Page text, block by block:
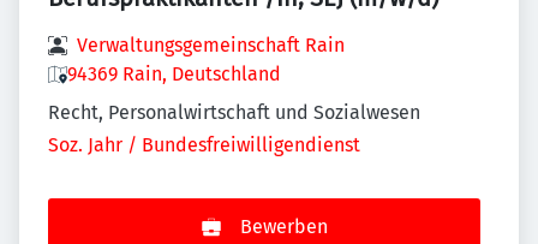
Verwaltungsgemeinschaft Rain
94369 Rain, Deutschland
Recht, Personalwirtschaft und Sozialwesen
Soz. Jahr / Bundesfreiwilligendienst
Bewerben